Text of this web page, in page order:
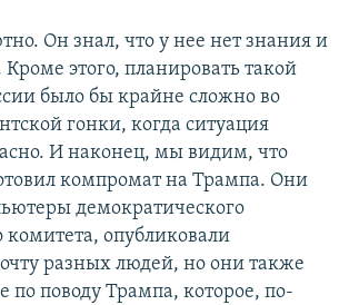
Он знал, что у нее нет знания и
этого, планировать такой
было бы крайне сложно во
гонки, когда ситуация
И наконец, мы видим, что
компромат на Трампа. Они
демократического
комитета, опубликовали
разных людей, но они также
по поводу Трампа, которое, по-